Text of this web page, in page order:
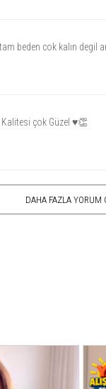
beden cok kalın degil
Kalitesi çok Güzel ♥️👏
DAHA FAZLA YORUM